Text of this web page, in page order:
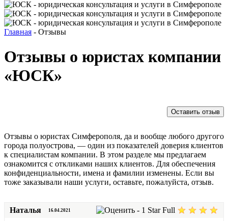
Главная - Отзывы
Отзывы о юристах компании
«ЮСК»
Оставить отзыв
Отзывы о юристах Симферополя, да и вообще любого другого
города полуострова, — один из показателей доверия клиентов
к специалистам компании. В этом разделе мы предлагаем
ознакомится с откликами наших клиентов. Для обеспечения
конфиденциальности, имена и фамилии изменены. Если вы
тоже заказывали наши услуги, оставьте, пожалуйста, отзыв.
Наталья 16.04.2021